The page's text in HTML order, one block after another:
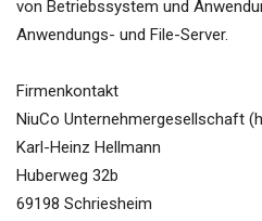
von Betriebssystem und
Anwendungs- und File-Server.
Firmenkontakt
NiuCo Unternehmergesellschaft
Karl-Heinz Hellmann
Huberweg 32b
69198 Schriesheim